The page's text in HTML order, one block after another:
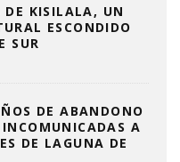
DE KISILALA, UN
ESCONDIDO
SUR
DE ABANDONO
A
DE LAGUNA DE